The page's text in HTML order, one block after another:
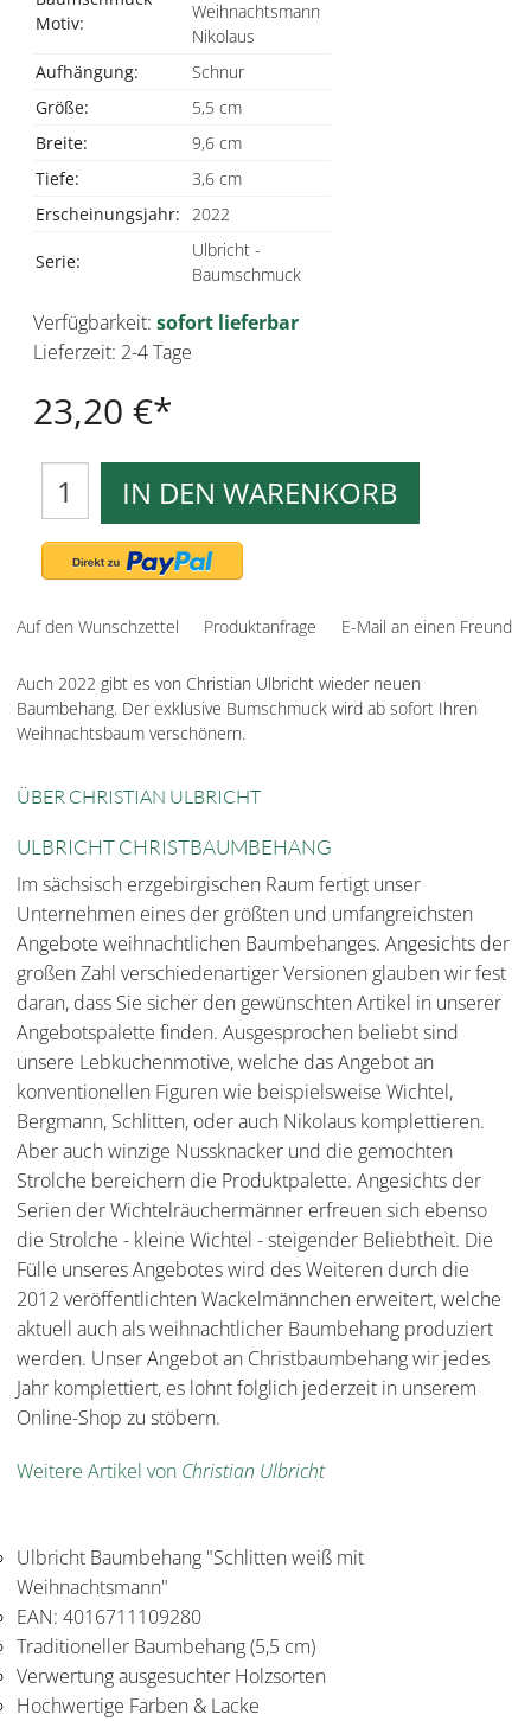
Motiv:
Weihnachtsmann
Nikolaus
Aufhängung:
Schnur
Größe:
5,5 cm
Breite:
9,6 cm
Tiefe:
3,6 cm
Erscheinungsjahr: 2022
Serie:
Ulbricht -
Baumschmuck
Verfügbarkeit: sofort lieferbar
Lieferzeit: 2-4 Tage
23,20 €
IN DEN WARENKORB
Auf den Wunschzettel Produktanfrage E-Mail an einen Freund
Auch 2022 gibt es von Christian Ulbricht wieder neuen
Baumbehang. Der exklusive Bumschmuck wird ab sofort Ihren
Weihnachtsbaum verschönern.
ÜBER CHRISTIAN ULBRICHT
ULBRICHT CHRISTBAUMBEHANG
Im sächsisch erzgebirgischen Raum fertigt unser
Unternehmen eines der größten und umfangreichsten
Angebote weihnachtlichen Baumbehanges. Angesichts der
großen Zahl verschiedenartiger Versionen glauben wir fest
daran, dass Sie sicher den gewünschten Artikel in unserer
Angebotspalette finden. Ausgesprochen beliebt sind
unsere Lebkuchenmotive, welche das Angebot an
konventionellen Figuren wie beispielsweise Wichtel,
Bergmann, Schlitten, oder auch Nikolaus komplettieren.
Aber auch winzige Nussknacker und die gemochten
Strolche bereichern die Produktpalette. Angesichts der
Serien der Wichtelräuchermänner erfreuen sich ebenso
die Strolche - kleine Wichtel - steigender Beliebtheit. Die
Fülle unseres Angebotes wird des Weiteren durch die
2012 veröffentlichten Wackelmännchen erweitert, welche
aktuell auch als weihnachtlicher Baumbehang produziert
werden. Unser Angebot an Christbaumbehang wir jedes
Jahr komplettiert, es lohnt folglich jederzeit in unserem
Online-Shop zu stöbern.
Weitere Artikel von Christian Ulbricht
Ulbricht Baumbehang "Schlitten weiß mit
Weihnachtsmann"
EAN: 4016711109280
Traditioneller Baumbehang (5,5 cm)
Verwertung ausgesuchter Holzsorten
Hochwertige Farben & Lacke